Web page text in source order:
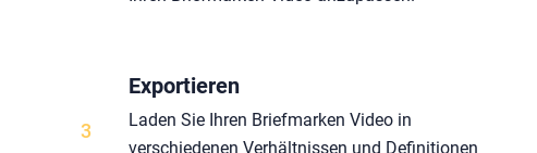
3
Exportieren
Laden Sie Ihren Briefmarken Video in
verschiedenen Verhältnissen und Definitionen